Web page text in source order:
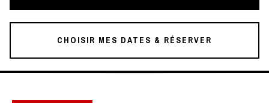
CHOISIR MES DATES & RÉSERVER